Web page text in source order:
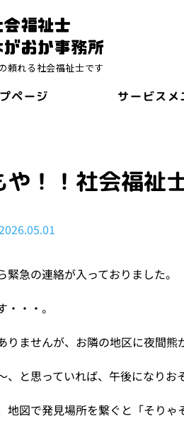
頼れる社会福祉士です
ページ サービスメ
や！！社会福祉
緊急の連絡が入っておりました。
・・・。
りませんが、お隣の地区に夜間熊
、と思っていれば、午後になりお
地図で発見場所を繋ぐと「そりゃ